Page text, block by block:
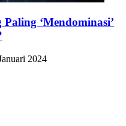
‘Mendominasi’
2024